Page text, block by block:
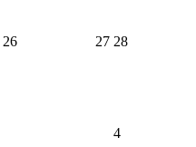
26 27 28
4